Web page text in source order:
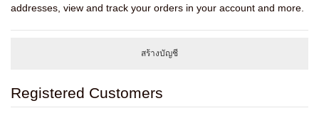
addresses, view and track your orders in your account and more.
สร้างบัญชี
Registered Customers